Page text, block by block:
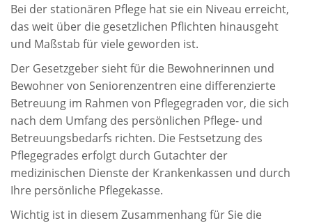
Bei der stationären Pflege hat sie ein Niveau erreicht,
das weit über die gesetzlichen Pflichten hinausgeht
und Maßstab für viele geworden ist.
Der Gesetzgeber sieht für die Bewohnerinnen und
Bewohner von Seniorenzentren eine differenzierte
Betreuung im Rahmen von Pflegegraden vor, die sich
nach dem Umfang des persönlichen Pflege- und
Betreuungsbedarfs richten. Die Festsetzung des
Pflegegrades erfolgt durch Gutachter der
medizinischen Dienste der Krankenkassen und durch
Ihre persönliche Pflegekasse.
Wichtig ist in diesem Zusammenhang für Sie die